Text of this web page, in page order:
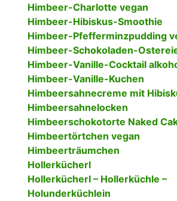
Himbeer-Charlotte vegan
Himbeer-Hibiskus-Smoothie
Himbeer-Pfefferminzpudding
Himbeer-Schokoladen-
Himbeer-Vanille-Cocktail
Himbeer-Vanille-Kuchen
Himbeersahnecreme mit
Himbeersahnelocken
Himbeerschokotorte Naked
Himbeertörtchen vegan
Himbeerträumchen
Hollerkücherl
Hollerkücherl – Hollerküchle –
Holunderküchlein